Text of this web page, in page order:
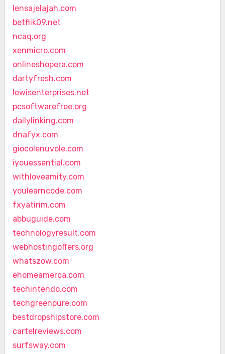
lensajelajah.com
betflik09.net
ncaq.org
xenmicro.com
onlineshopera.com
dartyfresh.com
lewisenterprises.net
pcsoftwarefree.org
dailylinking.com
dnafyx.com
giocolenuvole.com
iyouessential.com
withloveamity.com
youlearncode.com
fxyatirim.com
abbuguide.com
technologyresult.com
webhostingoffers.org
whatszow.com
ehomeamerca.com
techintendo.com
techgreenpure.com
bestdropshipstore.com
cartelreviews.com
surfsway.com